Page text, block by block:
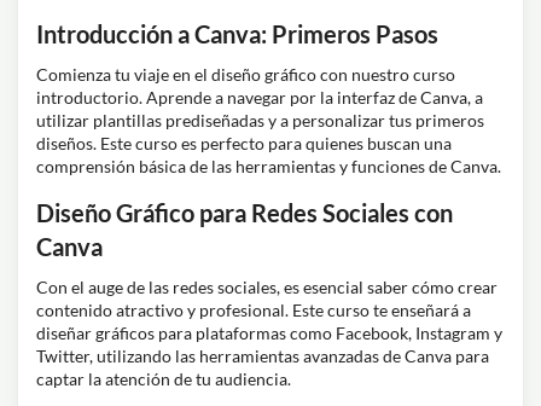
Introducción a Canva: Primeros Pasos
Comienza tu viaje en el diseño gráfico con nuestro curso
introductorio. Aprende a navegar por la interfaz de Canva, a
utilizar plantillas prediseñadas y a personalizar tus primeros
diseños. Este curso es perfecto para quienes buscan una
comprensión básica de las herramientas y funciones de Canva.
Diseño Gráfico para Redes Sociales con
Canva
Con el auge de las redes sociales, es esencial saber cómo crear
contenido atractivo y profesional. Este curso te enseñará a
diseñar gráficos para plataformas como Facebook, Instagram y
Twitter, utilizando las herramientas avanzadas de Canva para
captar la atención de tu audiencia.